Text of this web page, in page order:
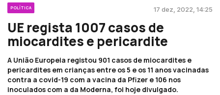
POLÍTICA 17 dez, 2022, 14:25
UE regista 1007 casos de
miocardites e pericardite
A União Europeia registou 901 casos de miocardites e
pericardites em crianças entre os 5 e os 11 anos vacinadas
contra a covid-19 com a vacina da Pfizer e 106 nos
inoculados com a da Moderna, foi hoje divulgado.